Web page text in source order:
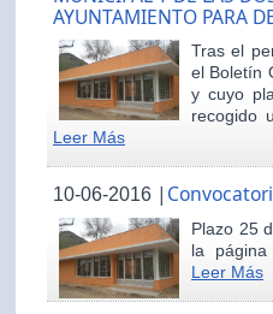
AYUNTAMIENTO PARA
Tras el
el Boletín
y cuyo
recogido
Leer Más
10-06-2016 |
Plazo 25
la
Leer Más